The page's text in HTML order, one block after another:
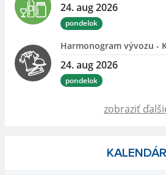
24. aug 2026
pondelok
Harmonogram vývozu -
24. aug 2026
pondelok
zobraziť
KALENDÁR